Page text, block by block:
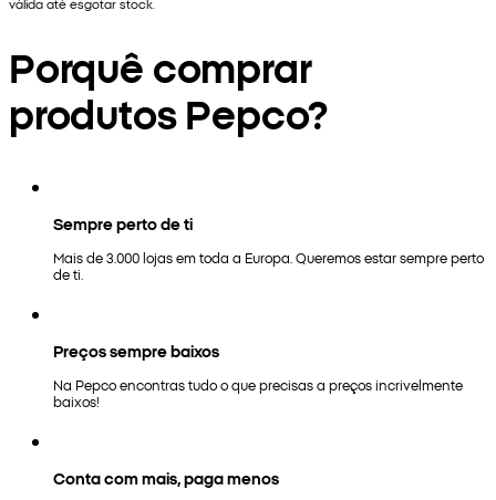
Porquê comprar
produtos Pepco?
Sempre perto de ti
Mais de 3.000 lojas em toda a Europa. Queremos estar sempre perto
de ti.
Preços sempre baixos
Na Pepco encontras tudo o que precisas a preços incrivelmente
baixos!
Conta com mais, paga menos